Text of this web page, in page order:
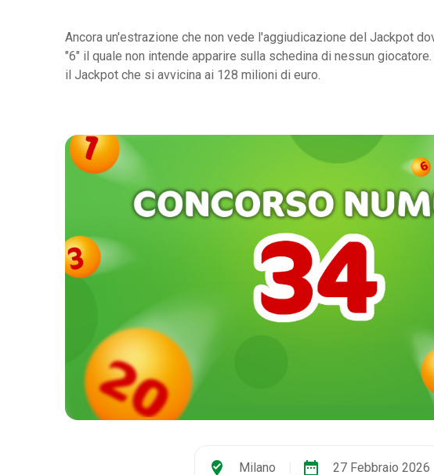
Ancora un'estrazione che non vede l'aggiudicazione del Jackpot
"6" il quale non intende apparire sulla schedina di nessun
il Jackpot che si avvicina ai 128 milioni di euro.
where_to_vote Milano date_range 27 Febbraio 2026